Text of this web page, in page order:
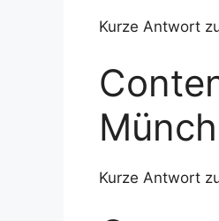
Kurze Antwort
Kurze Antwort